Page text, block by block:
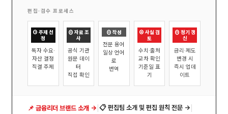
편집·검수 프로세스
① 주제 선
정
독자 수요·
자산 결정
직결 주제
② 자료 조
사
공식 기관
원문 데이
터
직접 확인
③ 작성
전문 용어
일상 언어
로
번역
④ 사실 검
토
수치·출처
교차 확인
기준일 표
기
⑤ 정기 갱
신
금리·제도
변경 시
즉시 업데
이트
📌 금융리더 브랜드 소개 → 📋 편집팀 소개 및 편집 원칙 전문 →